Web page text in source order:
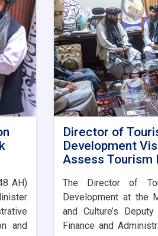
AH)
and
Director of
Development
Assess Tourism
The Director of
Development at the
and Culture’s
Finance and